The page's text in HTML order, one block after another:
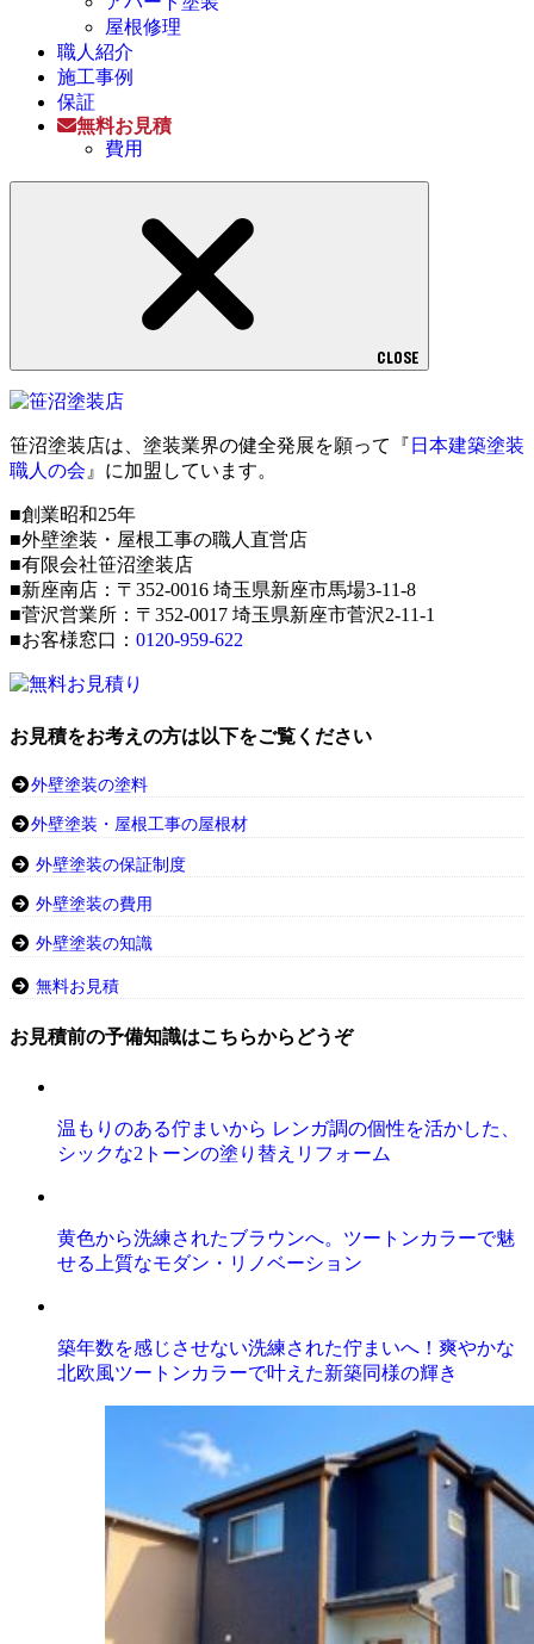
屋根修理
職人紹介
施工事例
保証
無料お見積
費用
CLOSE
笹沼塗装店は、塗装業界の健全発展を願って『 日本建築塗装
職人の会 』に加盟しています。
■創業昭和25年
■外壁塗装・屋根工事の職人直営店
■有限会社笹沼塗装店
■新座南店：〒352-0016 埼玉県新座市馬場3-11-8
■菅沢営業所：〒352-0017 埼玉県新座市菅沢2-11-1
■お客様窓口： 0120-959-622
お見積をお考えの方は以下をご覧ください
外壁塗装の塗料
外壁塗装・屋根工事の屋根材
外壁塗装の保証制度
外壁塗装の費用
外壁塗装の知識
無料お見積
お見積前の予備知識はこちらからどうぞ
温もりのある佇まいから レンガ調の個性を活かした、
シックな2トーンの塗り替えリフォーム
黄色から洗練されたブラウンへ。ツートンカラーで魅
せる上質なモダン・リノベーション
築年数を感じさせない洗練された佇まいへ！爽やかな
北欧風ツートンカラーで叶えた新築同様の輝き